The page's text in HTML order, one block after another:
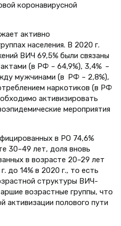
коронавирусной
активно
населения. В 2020 г.
ВИЧ 69,5% были связаны
(в РФ – 64,9%), 3,4% –
мужчинами (в РФ – 2,8%),
наркотиков (в РФ
активизировать
мероприятия
в РО 74,6%
30–49 лет, доля вновь
в возрасте 20–29 лет
до 14% в 2020 г., то есть
структуры ВИЧ-
возрастные группы, что
активизации полового пути